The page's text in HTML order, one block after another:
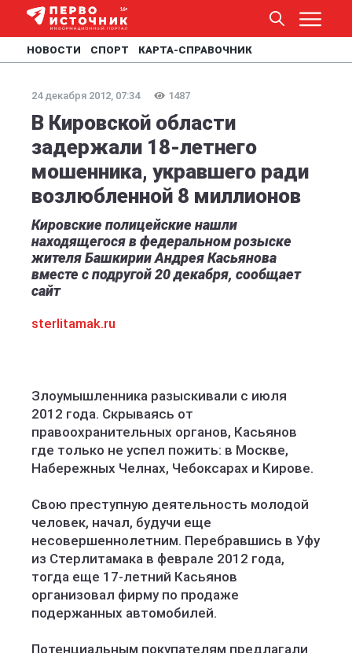
НОВОСТИ СПОРТ КАРТА-СПРАВОЧНИК
24 декабря 2012, 07:34 1487
В Кировской области
задержали 18-летнего
мошенника, укравшего ради
возлюбленной 8 миллионов
Кировские полицейские нашли
находящегося в федеральном розыске
жителя Башкирии Андрея Касьянова
вместе с подругой 20 декабря, сообщает
сайт
sterlitamak.ru
Злоумышленника разыскивали с июля
2012 года. Скрываясь от
правоохранительных органов, Касьянов
где только не успел пожить: в Москве,
Набережных Челнах, Чебоксарах и Кирове.
Свою преступную деятельность молодой
человек, начал, будучи еще
несовершеннолетним. Перебравшись в Уфу
из Стерлитамака в феврале 2012 года,
тогда еще 17-летний Касьянов
организовал фирму по продаже
подержанных автомобилей.
Потенциальным покупателям предлагали